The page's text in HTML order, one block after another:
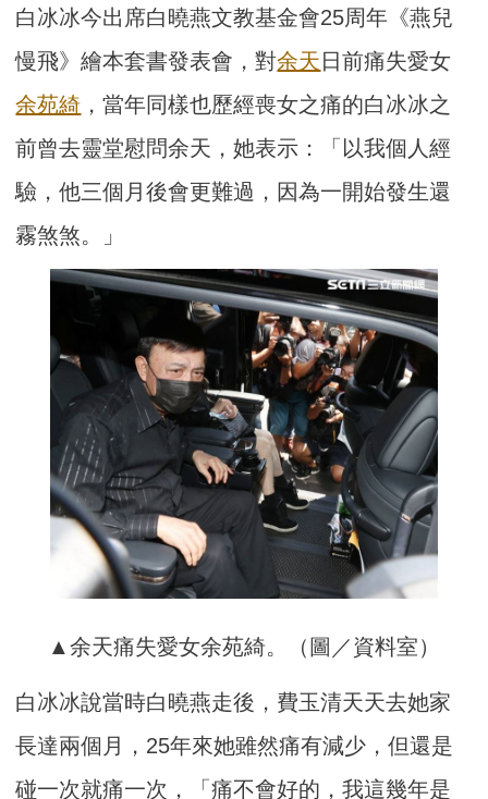
白冰冰今出席白曉燕文教基金會25周年《燕兒
慢飛》繪本套書發表會，對余天 日前痛失愛女
余苑綺 ，當年同樣也歷經喪女之痛的白冰冰之
前曾去靈堂慰問余天，她表示：「以我個人經
驗，他三個月後會更難過，因為一開始發生還
霧煞煞。」
▲余天痛失愛女余苑綺。（圖／資料室）
白冰冰說當時白曉燕走後，費玉清天天去她家
長達兩個月，25年來她雖然痛有減少，但還是
碰一次就痛一次，「痛不會好的，我這幾年是